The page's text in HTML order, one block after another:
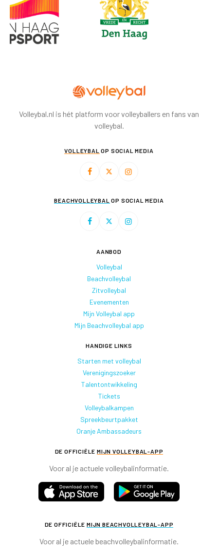
Volleybal.nl is hét platform voor volleyballers en fans van
volleybal.
VOLLEYBAL OP SOCIAL MEDIA
BEACHVOLLEYBAL OP SOCIAL MEDIA
AANBOD
Volleybal
Beachvolleybal
Zitvolleybal
Evenementen
Mijn Volleybal app
Mijn Beachvolleybal app
HANDIGE LINKS
Starten met volleybal
Verenigingszoeker
Talentontwikkeling
Tickets
Volleybalkampen
Spreekbeurtpakket
Oranje Ambassadeurs
DE OFFICIËLE MIJN VOLLEYBAL-APP
Voor al je actuele volleybalinformatie.
DE OFFICIËLE MIJN BEACHVOLLEYBAL-APP
Voor al je actuele beachvolleybalinformatie.